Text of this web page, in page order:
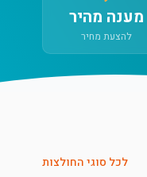
מענה מהיר
להצעת מחיר
לכל סוגי החולצות